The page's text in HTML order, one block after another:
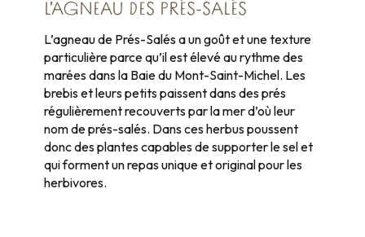
L’AGNEAU DES PRÉS-SALÉS
L’agneau de Prés-Salés a un goût et une texture
particulière parce qu’il est élevé au rythme des
marées dans la Baie du Mont-Saint-Michel. Les
brebis et leurs petits paissent dans des prés
régulièrement recouverts par la mer d’où leur
nom de prés-salés. Dans ces herbus poussent
donc des plantes capables de supporter le sel et
qui forment un repas unique et original pour les
herbivores.